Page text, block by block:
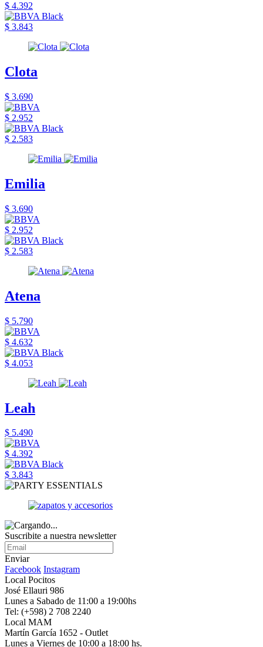
$ 4.392
$ 3.843
Clota
$ 3.690
$ 2.952
$ 2.583
Emilia
$ 3.690
$ 2.952
$ 2.583
Atena
$ 5.790
$ 4.632
$ 4.053
Leah
$ 5.490
$ 4.392
$ 3.843
Suscribite a nuestra newsletter
Enviar
Facebook Instagram
Local Pocitos
José Ellauri 986
Lunes a Sabado de 11:00 a 19:00hs
Tel: (+598) 2 708 2240
Local MAM
Martín García 1652 - Outlet
Lunes a Viernes de 10:00 a 18:00 hs.